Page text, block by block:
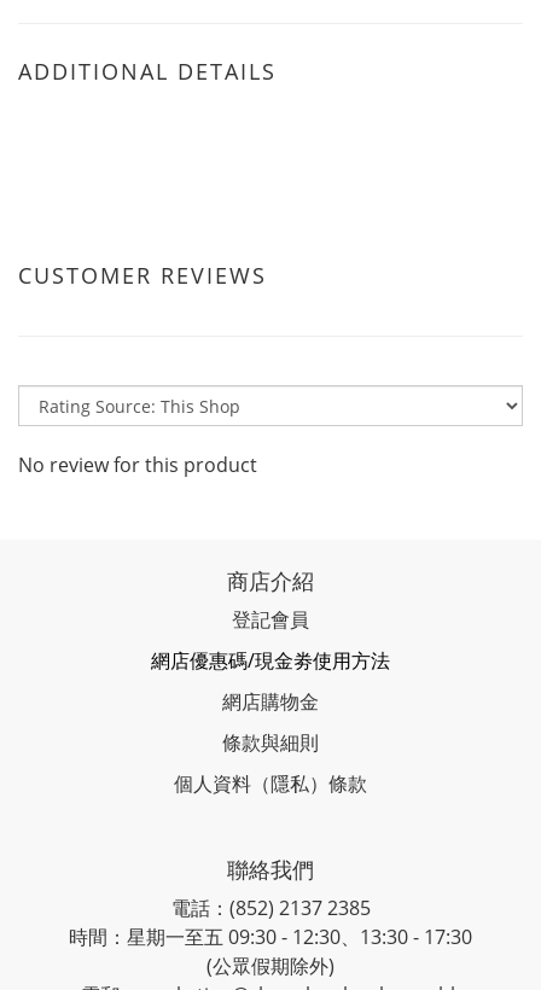
ADDITIONAL DETAILS
CUSTOMER REVIEWS
No review for this product
商店介紹
登記會員
網店優惠碼/現金劵使用方法
網店購物金
條款與細則
個人資料（隱私）條款
聯絡我們
電話：(852) 2137 2385
時間：星期一至五 09:30 - 12:30、13:30 - 17:30
(公眾假期除外)